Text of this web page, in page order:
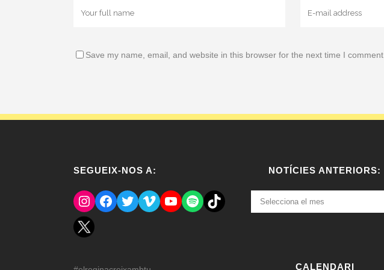
Save my name, email, and website in this browser for the next time I comment.
SEGUEIX-NOS A:
Instagram
Facebook
TwitterVimeoYouTube
SpotifyEl Tik Tok del Regina.
NOTÍCIES ANTERIORS:
NOTÍCIES
ANTERIORS:
CALENDARI